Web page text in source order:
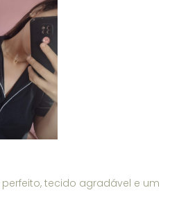
tecido agradável e um